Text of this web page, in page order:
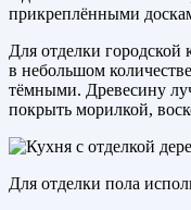
прикреплёнными
Для отделки городской
в небольшом
тёмными. Древесину
покрыть морилкой,
Для отделки пола